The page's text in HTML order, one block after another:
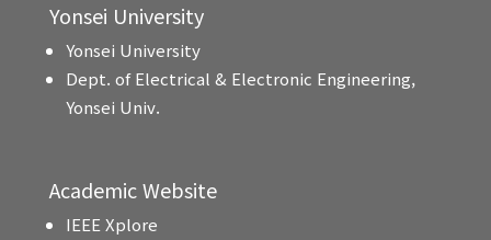
Yonsei University
Yonsei University
Dept. of Electrical & Electronic Engineering,
Yonsei Univ.
Academic Website
IEEE Xplore